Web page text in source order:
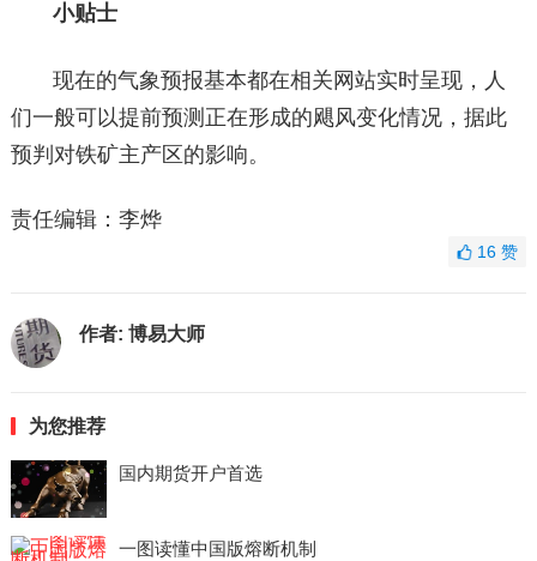
小贴士
现在的气象预报基本都在相关网站实时呈现，人
们一般可以提前预测正在形成的飓风变化情况，据此
预判对铁矿主产区的影响。
责任编辑：李烨
16赞
作者: 博易大师
为您推荐
国内期货开户首选
一图读懂中国版熔断机制